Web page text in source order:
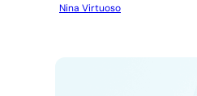
Nina Virtuoso